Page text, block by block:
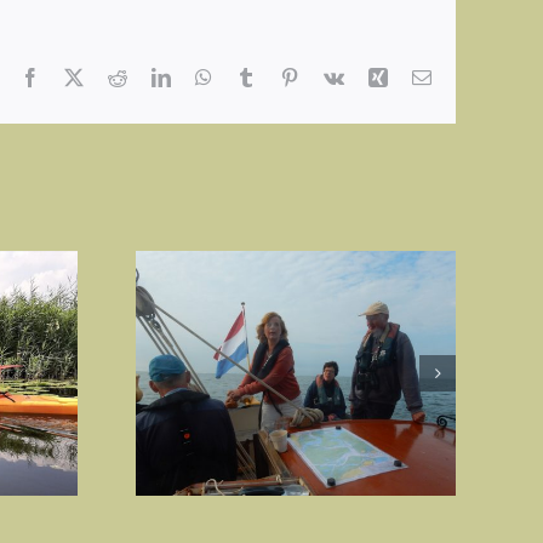
Facebook RedditLinkedInWhatsApp
Tumblr Pinterest
Vk Xing E-